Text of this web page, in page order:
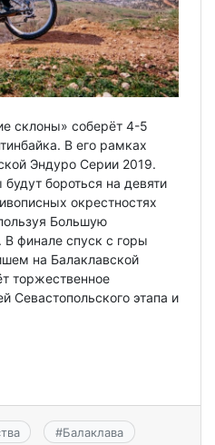
склоны» соберёт 4-5
В его рамках
Эндуро Серии 2019.
бороться на девяти
окрестностях
Большую
финале спуск с горы
на Балаклавской
торжественное
Севастопольского этапа и
#Балаклава